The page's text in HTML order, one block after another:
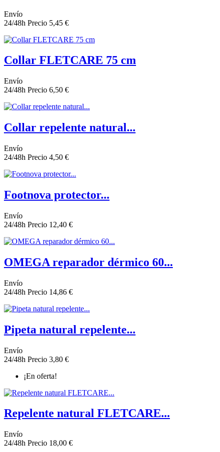
Envío
24/48h Precio 5,45 €
Collar FLETCARE 75 cm
Envío
24/48h Precio 6,50 €
Collar repelente natural...
Envío
24/48h Precio 4,50 €
Footnova protector...
Envío
24/48h Precio 12,40 €
OMEGA reparador dérmico 60...
Envío
24/48h Precio 14,86 €
Pipeta natural repelente...
Envío
24/48h Precio 3,80 €
¡En oferta!
Repelente natural FLETCARE...
Envío
24/48h Precio 18,00 €